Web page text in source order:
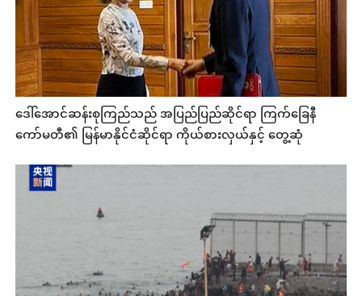
ဒေါ်အောင်ဆန်းစုကြည်သည် အပြည်ပြည်ဆိုင်ရာ ကြက်ခြေနီ
ကော်မတီ၏ မြန်မာနိုင်ငံဆိုင်ရာ ကိုယ်စားလှယ်နှင့် တွေ့ဆုံ